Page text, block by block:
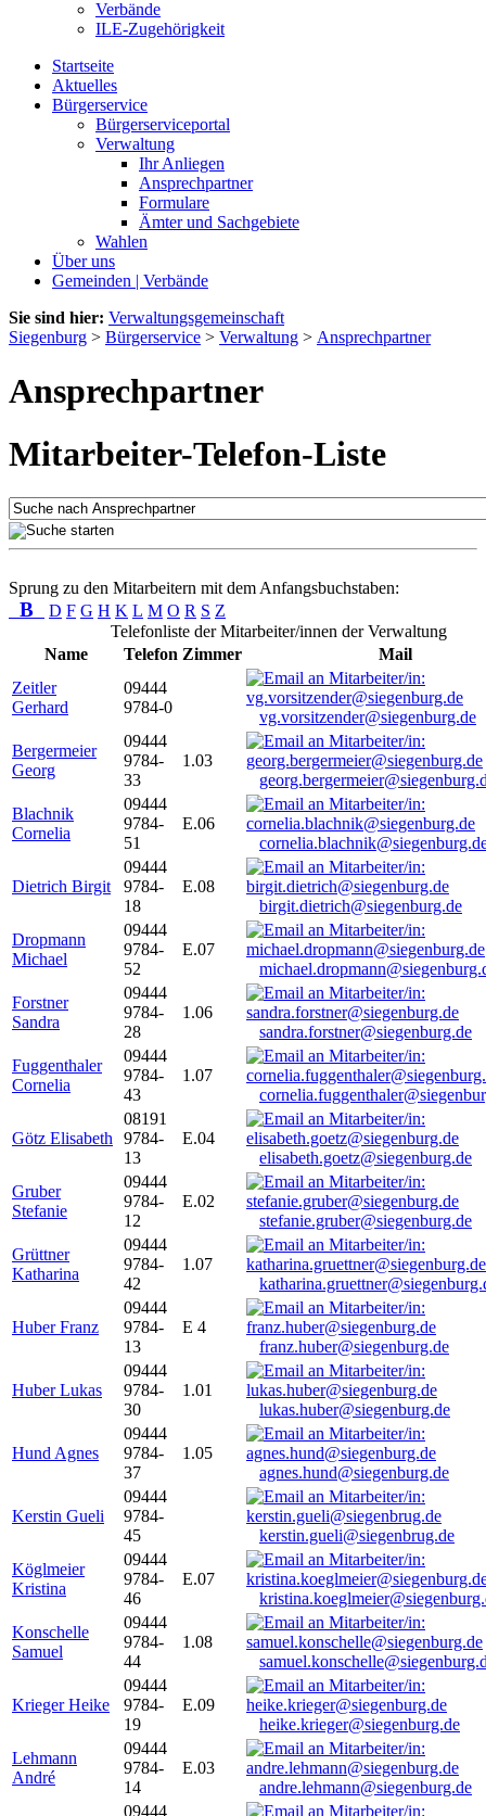
Verbände
ILE-Zugehörigkeit
Startseite
Aktuelles
Bürgerservice
Bürgerserviceportal
Verwaltung
Ihr Anliegen
Ansprechpartner
Formulare
Ämter und Sachgebiete
Wahlen
Über uns
Gemeinden | Verbände
Sie sind hier: Verwaltungsgemeinschaft
Siegenburg > Bürgerservice > Verwaltung > Ansprechpartner
Ansprechpartner
Mitarbeiter-Telefon-Liste
Sprung zu den Mitarbeitern mit dem Anfangsbuchstaben:
B D F G H K L M O R S Z
Telefonliste der Mitarbeiter/innen der Verwaltung
Name
Telefon Zimmer
Mail
Zeitler
Gerhard
09444
9784-0
vg.vorsitzender@siegenburg.de
Bergermeier
Georg
09444
9784-
33
1.03
Blachnik
Cornelia
09444
9784-
51
E.06
Dietrich Birgit
09444
9784-
18
E.08
birgit.dietrich@siegenburg.de
Dropmann
Michael
09444
9784-
52
E.07
Forstner
Sandra
09444
9784-
28
1.06
sandra.forstner@siegenburg.de
Fuggenthaler
Cornelia
09444
9784-
43
1.07
Götz Elisabeth
08191
9784-
13
E.04
elisabeth.goetz@siegenburg.de
Gruber
Stefanie
09444
9784-
12
E.02
stefanie.gruber@siegenburg.de
Grüttner
Katharina
09444
9784-
42
1.07
Huber Franz
09444
9784-
13
E 4
franz.huber@siegenburg.de
Huber Lukas
09444
9784-
30
1.01
lukas.huber@siegenburg.de
Hund Agnes
09444
9784-
37
1.05
agnes.hund@siegenburg.de
Kerstin Gueli
09444
9784-
45
kerstin.gueli@siegenbrug.de
Köglmeier
Kristina
09444
9784-
46
E.07
Konschelle
Samuel
09444
9784-
44
1.08
Krieger Heike
09444
9784-
19
E.09
heike.krieger@siegenburg.de
Lehmann
André
09444
9784-
14
E.03
andre.lehmann@siegenburg.de
09444